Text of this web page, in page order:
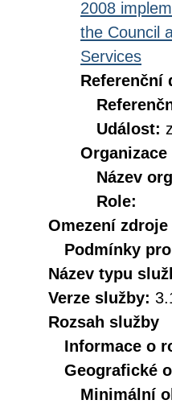
2008
the Council
Services
Referenční
Událost:
Název
Role:
Omezení zdroje
Podmínky
Název typu
Verze služby:
Rozsah služby
Informace o
Geografické
Minimální